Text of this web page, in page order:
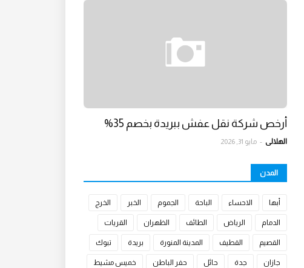
أرخص شركة نقل عفش ببريدة بخصم 35%
الهلالي - مايو 31, 2026
المدن
أبها الاحساء الباحة الجموم الخبر الخرج
الدمام الرياض الطائف الظهران القريات
القصيم القطيف المدينة المنورة بريدة تبوك
جازان جدة حائل حفر الباطن خميس مشيط